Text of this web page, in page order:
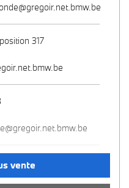
317
vente